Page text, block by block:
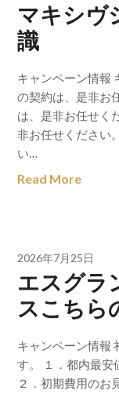
マキシヴ
識
キャンペーン情報
の契約は、是非お
は、是非お任せく
非お任せください
い…
Read More
2026年7月25日
エスグラ
スこちら
キャンペーン情報
す。 １．都内最安
２．初期費用のお